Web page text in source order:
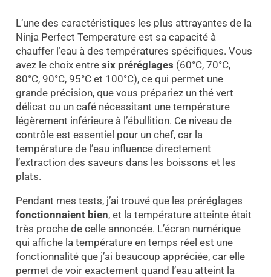
L’une des caractéristiques les plus attrayantes de la
Ninja Perfect Temperature est sa capacité à
chauffer l’eau à des températures spécifiques. Vous
avez le choix entre six préréglages (60°C, 70°C,
80°C, 90°C, 95°C et 100°C), ce qui permet une
grande précision, que vous prépariez un thé vert
délicat ou un café nécessitant une température
légèrement inférieure à l’ébullition. Ce niveau de
contrôle est essentiel pour un chef, car la
température de l’eau influence directement
l’extraction des saveurs dans les boissons et les
plats.
Pendant mes tests, j’ai trouvé que les préréglages
fonctionnaient bien, et la température atteinte était
très proche de celle annoncée. L’écran numérique
qui affiche la température en temps réel est une
fonctionnalité que j’ai beaucoup appréciée, car elle
permet de voir exactement quand l’eau atteint la